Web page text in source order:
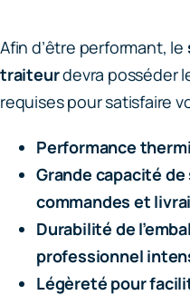
Afin d’être performant, le
traiteurdevra posséder
requises pour satisfaire
Performance
Grande capacité
commandes et
Durabilité de
professionnel
Légèreté pour